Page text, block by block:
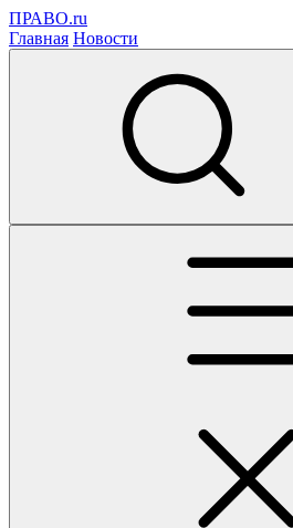
ПРАВО.ru
Главная Новости